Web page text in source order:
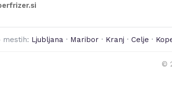
mestih: Ljubljana · Maribor · Kranj · Celje ·
©